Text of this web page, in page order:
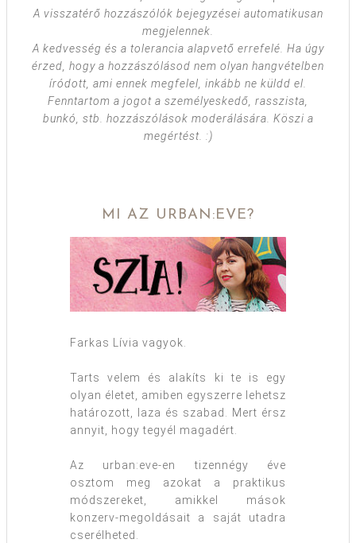
A visszatérő hozzászólók bejegyzései automatikusan
megjelennek.
A kedvesség és a tolerancia alapvető errefelé. Ha úgy
érzed, hogy a hozzászólásod nem olyan hangvételben
íródott, ami ennek megfelel, inkább ne küldd el.
Fenntartom a jogot a személyeskedő, rasszista,
bunkó, stb. hozzászólások moderálására. Köszi a
megértést. :)
MI AZ URBAN:EVE?
Farkas Lívia vagyok.
Tarts velem és alakíts ki te is egy
olyan életet, amiben egyszerre lehetsz
határozott, laza és szabad. Mert érsz
annyit, hogy tegyél magadért.
Az urban:eve-en tizennégy éve
osztom meg azokat a praktikus
módszereket, amikkel mások
konzerv-megoldásait a saját utadra
cserélheted.